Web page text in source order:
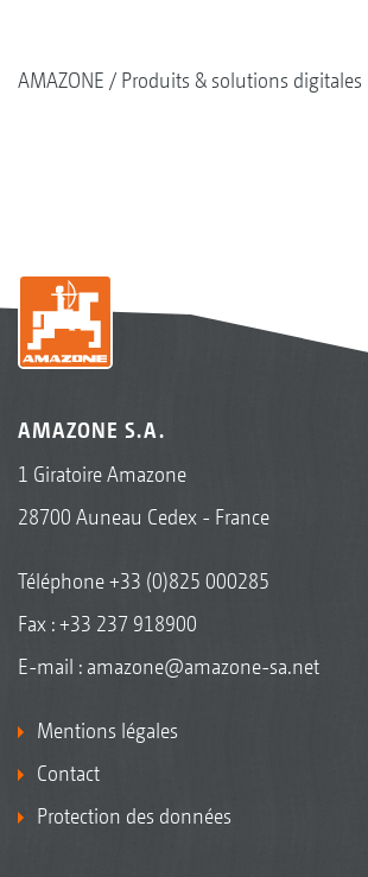
AMAZONE Produits & solutions digitales
AMAZONE S.A.
1 Giratoire Amazone
28700 Auneau Cedex - France
Téléphone+33 (0)825 000285
Fax : +33 237 918900
E-mail : amazone@amazone-sa.net
Mentions légales
Contact
Protection des données